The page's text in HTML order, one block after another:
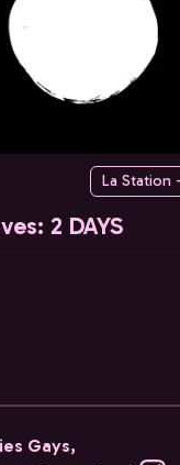
La Station
2 DAYS
Gays,